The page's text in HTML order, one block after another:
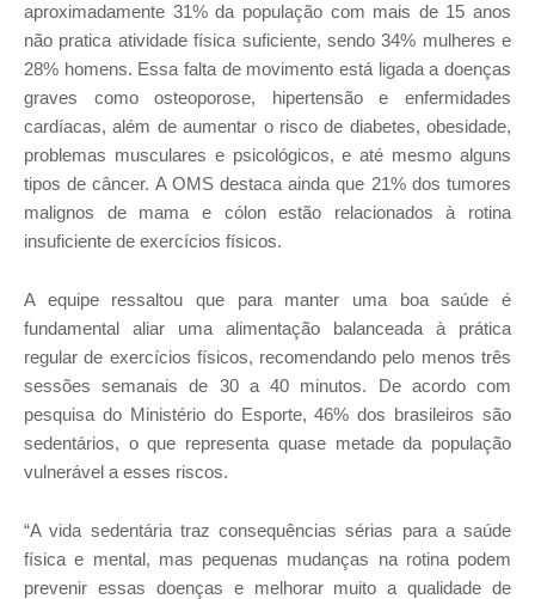
aproximadamente 31% da população com mais de 15 anos
não pratica atividade física suficiente, sendo 34% mulheres e
28% homens. Essa falta de movimento está ligada a doenças
graves como osteoporose, hipertensão e enfermidades
cardíacas, além de aumentar o risco de diabetes, obesidade,
problemas musculares e psicológicos, e até mesmo alguns
tipos de câncer. A OMS destaca ainda que 21% dos tumores
malignos de mama e cólon estão relacionados à rotina
insuficiente de exercícios físicos.
A equipe ressaltou que para manter uma boa saúde é
fundamental aliar uma alimentação balanceada à prática
regular de exercícios físicos, recomendando pelo menos três
sessões semanais de 30 a 40 minutos. De acordo com
pesquisa do Ministério do Esporte, 46% dos brasileiros são
sedentários, o que representa quase metade da população
vulnerável a esses riscos.
“A vida sedentária traz consequências sérias para a saúde
física e mental, mas pequenas mudanças na rotina podem
prevenir essas doenças e melhorar muito a qualidade de